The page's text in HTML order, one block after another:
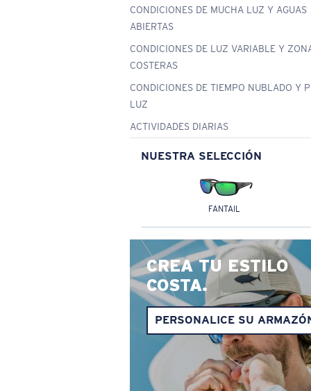
CONDICIONES DE MUCHA LUZ Y AGUAS
ABIERTAS
CONDICIONES DE LUZ VARIABLE Y
COSTERAS
CONDICIONES DE TIEMPO NUBLADO Y
LUZ
ACTIVIDADES DIARIAS
NUESTRA SELECCIÓN
FANTAIL
CREA TU ESTILO
COSTA.
PERSONALICE SU